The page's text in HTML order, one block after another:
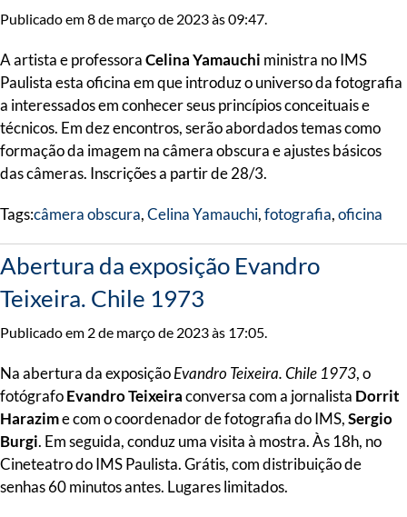
Publicado em 8 de março de 2023 às 09:47.
A artista e professoraCelina Yamauchi ministra no IMS
Paulista esta oficina em que introduz o universo da fotografia
a interessados em conhecer seus princípios conceituais e
técnicos. Em dez encontros, serão abordados temas como
formação da imagem na câmera obscura e ajustes básicos
das câmeras. Inscrições a partir de 28/3.
Tags:câmera obscura,Celina Yamauchi,fotografia,oficina
Abertura da exposição Evandro
Teixeira. Chile 1973
Publicado em 2 de março de 2023 às 17:05.
Na abertura da exposiçãoEvandro Teixeira. Chile 1973, o
fotógrafoEvandro Teixeiraconversa com a jornalista Dorrit
Harazime com o coordenador de fotografia do IMS,Sergio
Burgi. Em seguida, conduz uma visita à mostra. Às 18h, no
Cineteatro do IMS Paulista. Grátis, com distribuição de
senhas 60 minutos antes. Lugares limitados.